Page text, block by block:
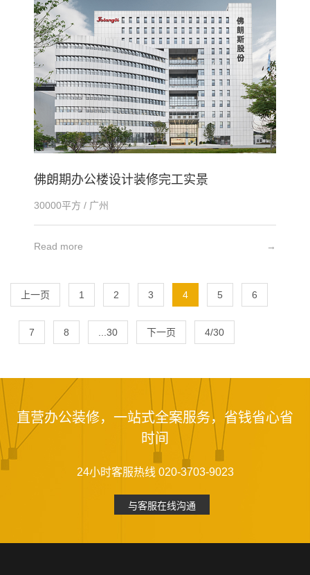
佛朗期办公楼设计装修完工实景
30000平方 / 广州
→
Read more
上一页 1 2 3 4 5 6
7 8 ...30 下一页 4/30
直营办公装修，一站式全案服务，省钱省心省
时间
24小时客服热线 020-3703-9023
与客服在线沟通